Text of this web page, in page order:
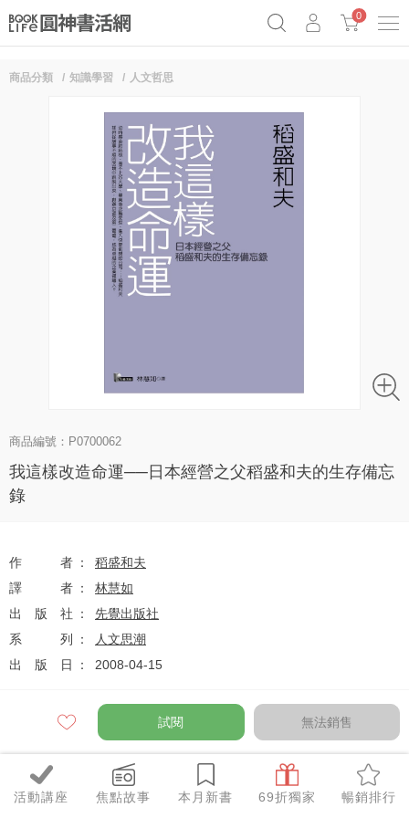
Netflix話題章魚小說！
0
活動講座 焦點故事 本月新書 69折獨家 暢銷排行
商品分類 知識學習 人文哲思
商品編號：P0700062
我這樣改造命運──日本經營之父稻盛和夫的生存備忘
錄
作者
稻盛和夫
譯者
林慧如
出版社
先覺出版社
系列
人文思潮
出版日
2008-04-15
$240
優惠價 折
試閱 無法銷售